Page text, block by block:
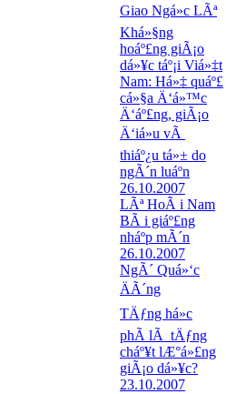
Giao Ngá»c LÃª
Khá»§ng
hoáº£ng giÃ¡o
dá»¥c táº¡i Viá»‡t
Nam: Há»‡ quáº£
cá»§a Ä‘á»™c
Ä‘áº£ng, giÃ¡o
Ä‘iá»u vÃ
thiáº¿u tá»± do
ngÃ´n luáº­n
26.10.2007
LÃª HoÃ i Nam
BÃ i giáº£ng
nháº­p mÃ´n
26.10.2007
NgÃ´ Quá»‘c
ÄÃ´ng
TÄƒng há»c
phÃ­ lÃ tÄƒng
cháº¥t lÆ°á»£ng
giÃ¡o dá»¥c?
23.10.2007